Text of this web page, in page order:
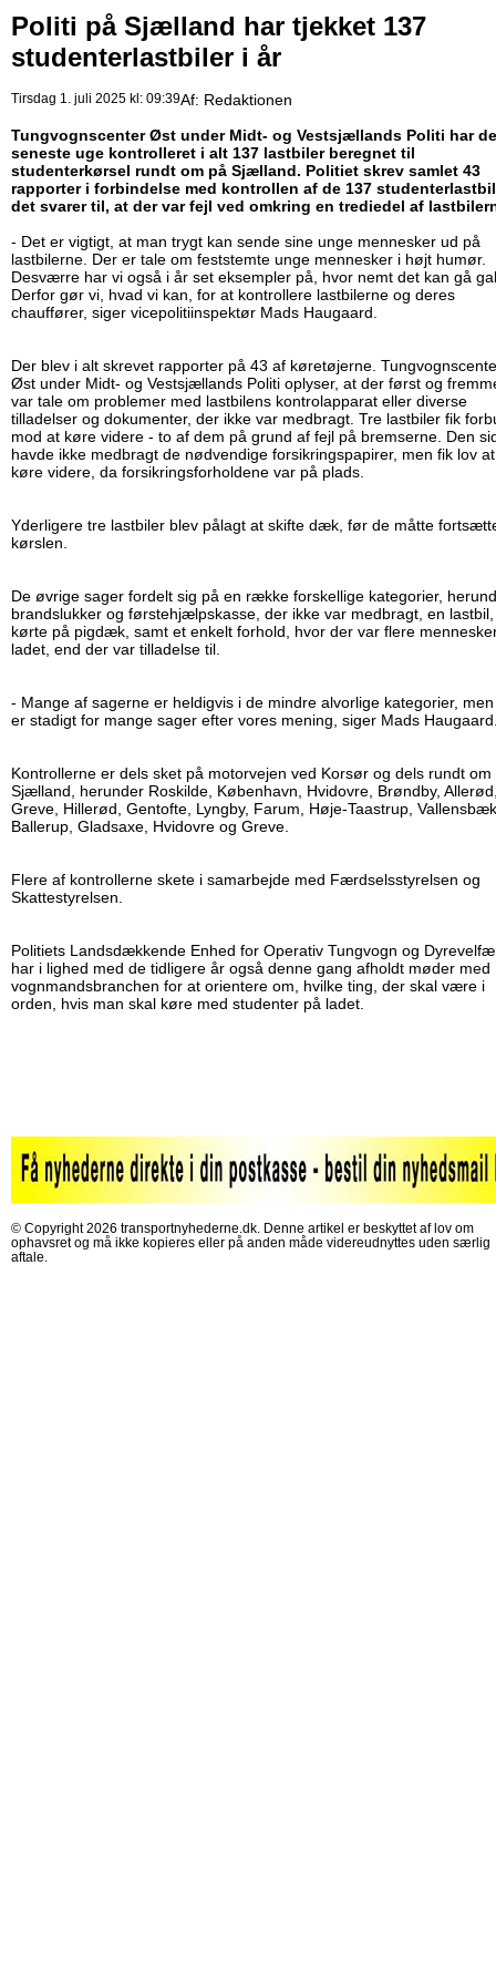
Politi på Sjælland har tjekket 137
studenterlastbiler i år
Tirsdag 1. juli 2025 kl: 09:39Af: Redaktionen
Tungvognscenter Øst under Midt- og Vestsjællands Politi har
seneste uge kontrolleret i alt 137 lastbiler beregnet til
studenterkørsel rundt om på Sjælland. Politiet skrev samlet 43
rapporter i forbindelse med kontrollen af de 137
det svarer til, at der var fejl ved omkring en trediedel af
- Det er vigtigt, at man trygt kan sende sine unge mennesker ud på
lastbilerne. Der er tale om feststemte unge mennesker i højt humør.
Desværre har vi også i år set eksempler på, hvor nemt det kan gå
Derfor gør vi, hvad vi kan, for at kontrollere lastbilerne og deres
chauffører, siger vicepolitiinspektør Mads Haugaard.
Der blev i alt skrevet rapporter på 43 af køretøjerne.
Øst under Midt- og Vestsjællands Politi oplyser, at der først og
var tale om problemer med lastbilens kontrolapparat eller diverse
tilladelser og dokumenter, der ikke var medbragt. Tre lastbiler fik
mod at køre videre - to af dem på grund af fejl på bremserne. Den
havde ikke medbragt de nødvendige forsikringspapirer, men fik lov at
køre videre, da forsikringsforholdene var på plads.
Yderligere tre lastbiler blev pålagt at skifte dæk, før de måtte
kørslen.
De øvrige sager fordelt sig på en række forskellige kategorier,
brandslukker og førstehjælpskasse, der ikke var medbragt, en
kørte på pigdæk, samt et enkelt forhold, hvor der var flere
ladet, end der var tilladelse til.
- Mange af sagerne er heldigvis i de mindre alvorlige kategorier,
er stadigt for mange sager efter vores mening, siger Mads
Kontrollerne er dels sket på motorvejen ved Korsør og dels rundt om
Sjælland, herunder Roskilde, København, Hvidovre, Brøndby,
Greve, Hillerød, Gentofte, Lyngby, Farum, Høje-Taastrup,
Ballerup, Gladsaxe, Hvidovre og Greve.
Flere af kontrollerne skete i samarbejde med Færdselsstyrelsen og
Skattestyrelsen.
Politiets Landsdækkende Enhed for Operativ Tungvogn og
har i lighed med de tidligere år også denne gang afholdt møder med
vognmandsbranchen for at orientere om, hvilke ting, der skal være i
orden, hvis man skal køre med studenter på ladet.
© Copyright 2026 transportnyhederne.dk. Denne artikel er beskyttet af lov om
ophavsret og må ikke kopieres eller på anden måde videreudnyttes uden særlig
aftale.